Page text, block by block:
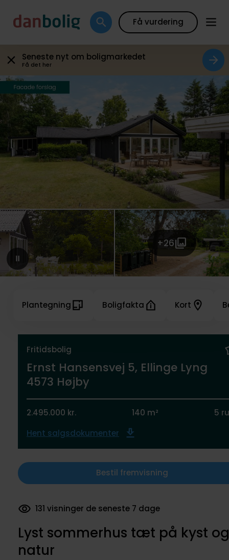
Få vurdering
Seneste nyt om boligmarkedet
Få det her
+26
Fritidsbolig
Ernst Hansensvej 5, Ellinge Lyng
4573 Højby
2.495.000 kr. 140 m²
5
Hent salgsdokumenter
Bestil fremvisning
Plantegning Boligfakta Kort
31 dokumenter downloadet
Lyst sommerhus tæt på kyst og
natur
Galleri Plantegning Boligfakta Kort